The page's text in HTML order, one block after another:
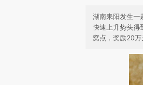
湖南耒阳发生一
快速上升势头得
窝点，奖励20万